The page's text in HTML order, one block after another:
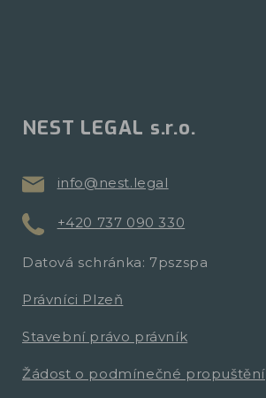
NEST LEGAL s.r.o.
info@nest.legal
+420 737 090 330
Datová schránka: 7pszspa
Právníci Plzeň
Stavební právo právník
Žádost o podmínečné propuštění